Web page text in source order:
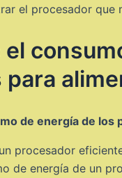
el procesador que
el
de energía de
procesador
de energía de un